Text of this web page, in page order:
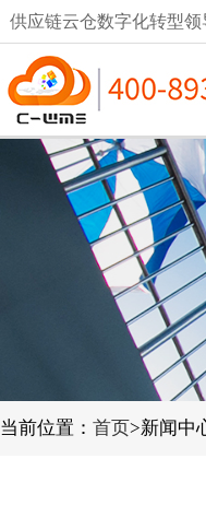
供应链云仓数字化转型领
当前位置： 首页>新闻中